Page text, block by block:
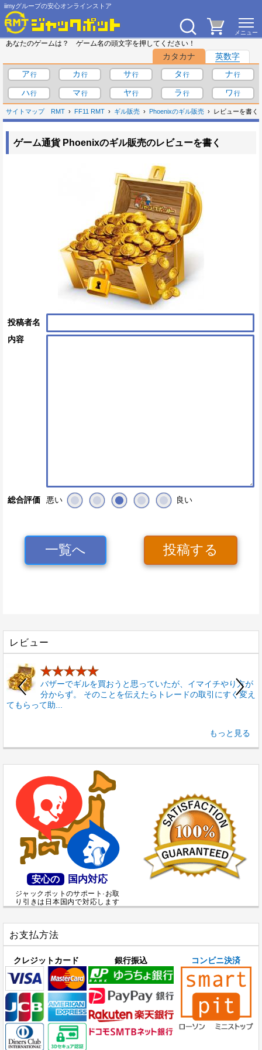
iimyグループの安心オンラインストア
あなたのゲームは？ ゲーム名の頭文字を押してください！
カタカナ
英数字
ア
カ サ タ
ナ
ハ
マ ヤ ラ ワ
サイトマップ RMT FF11 RMT ギル販売 Phoenixのギル販売 レビューを書く
ゲーム通貨 Phoenixのギル販売のレビューを書く
投稿者名
内容
総合評価 悪い 良い
一覧へ 投稿する
レビュー
★★★★★
バザーでギルを買おうと思っていたが、イマイチやり方が
分からず。 そのことを伝えたらトレードの取引にすぐ変え
てもらって助...
もっと見る
安心の 国内対応
ジャックポットのサポート·お取
り引きは日本国内で対応します
お支払方法
クレジットカード 銀行振込 コンビニ決済